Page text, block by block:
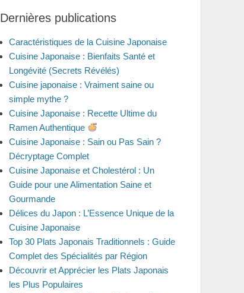
Dernières publications
Caractéristiques de la Cuisine Japonaise
Cuisine Japonaise : Bienfaits Santé et
Longévité (Secrets Révélés)
Cuisine japonaise : Vraiment saine ou
simple mythe ?
Cuisine Japonaise : Recette Ultime du
Ramen Authentique
Cuisine Japonaise : Sain ou Pas Sain ?
Décryptage Complet
Cuisine Japonaise et Cholestérol : Un
Guide pour une Alimentation Saine et
Gourmande
Délices du Japon : L’Essence Unique de la
Cuisine Japonaise
Top 30 Plats Japonais Traditionnels : Guide
Complet des Spécialités par Région
Découvrir et Apprécier les Plats Japonais
les Plus Populaires